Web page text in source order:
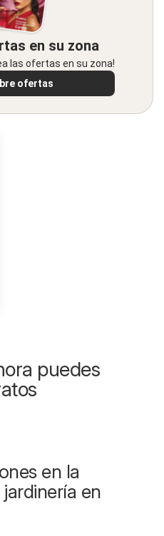
en su zona
las ofertas en su zona!
ofertas
puedes
en la
en